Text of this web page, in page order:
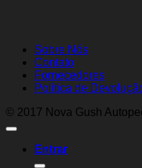
Sobre Nós
Contato
Fornecedores
Política de
© 2017 Nova Gush
Entrar